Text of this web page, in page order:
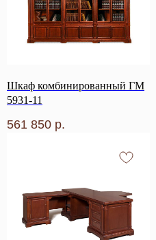
Шкаф комбинированный ГМ
5931-11
561 850 р.